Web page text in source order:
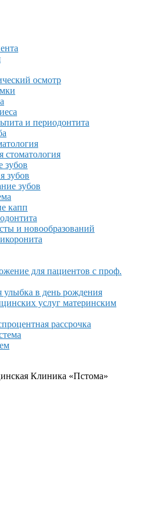
осмотр
и периодонтита
стоматология
зубов
зубов
зубов
капп
и новообразований
для пациентов с проф.
улыбка в день рождения
услуг материнским
рассрочка
Клиника «Пстома»